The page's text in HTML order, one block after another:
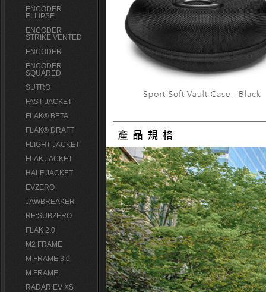
ENCODER
ELLIPSE
ENCODER
STRIKE VENTED
ENCODER
ENCODER
SQUARED
SUTRO
FAST JACKET
FLAK® BETA
FLAK® DRAFT
FLIGHT JACKET
FLAK JACKET
HALF JACKET
EVZERO
JAWBREAKER
RE:SUBZERO
FLAK 2.0
M2 FRAME
M FRAME 3.0
M FRAME
RADAR EV XS